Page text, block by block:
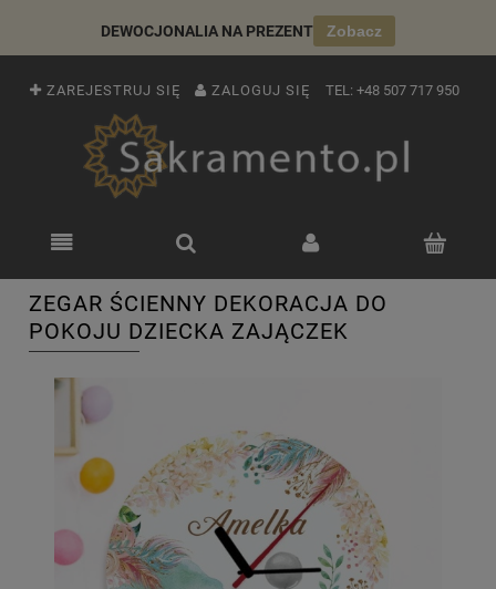
DEWOCJONALIA NA PREZENT Zobacz
ZAREJESTRUJ SIĘ ZALOGUJ SIĘ TEL: +48 507 717 950
ZEGAR ŚCIENNY DEKORACJA DO
POKOJU DZIECKA ZAJĄCZEK